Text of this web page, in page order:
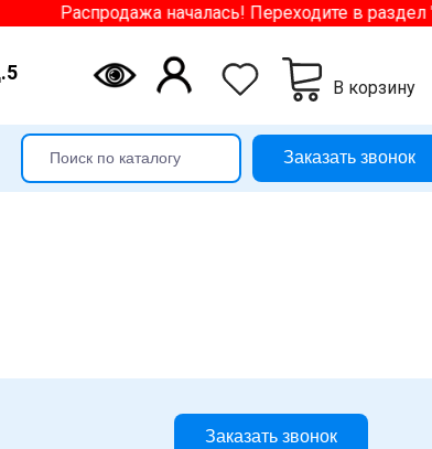
Распродажа началась! Переходите в
В корзину
Заказать звонок
Заказать звонок